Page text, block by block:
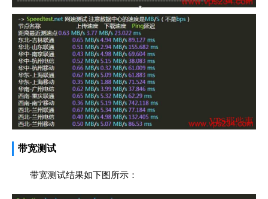
带宽测试
带宽测试结果如下图所示：